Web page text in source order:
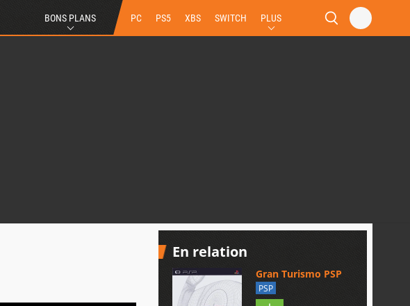
BONS PLANS PC PS5 XBS SWITCH PLUS
En relation
Gran Turismo PSP
PSP